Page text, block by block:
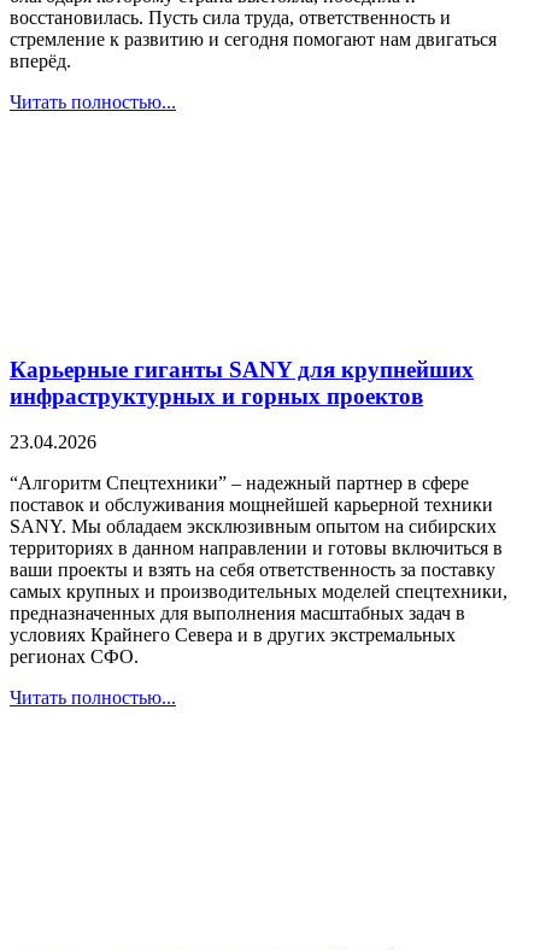
восстановилась. Пусть сила труда, ответственность и
стремление к развитию и сегодня помогают нам двигаться
вперёд.
Читать полностью...
Карьерные гиганты SANY для крупнейших
инфраструктурных и горных проектов
23.04.2026
“Алгоритм Спецтехники” – надежный партнер в сфере
поставок и обслуживания мощнейшей карьерной техники
SANY. Мы обладаем эксклюзивным опытом на сибирских
территориях в данном направлении и готовы включиться в
ваши проекты и взять на себя ответственность за поставку
самых крупных и производительных моделей спецтехники,
предназначенных для выполнения масштабных задач в
условиях Крайнего Севера и в других экстремальных
регионах СФО.
Читать полностью...